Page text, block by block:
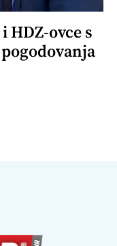
HDZ-ovce s